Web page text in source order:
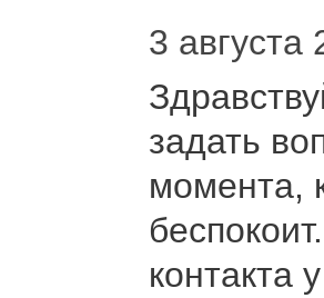
3
задать
момента,
контакта